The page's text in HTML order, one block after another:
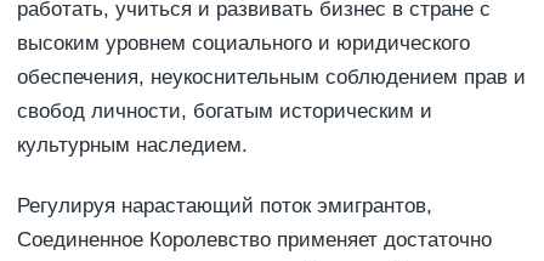
работать, учиться и развивать бизнес в стране с
высоким уровнем социального и юридического
обеспечения, неукоснительным соблюдением прав и
свобод личности, богатым историческим и
культурным наследием.
Регулируя нарастающий поток эмигрантов,
Соединенное Королевство применяет достаточно